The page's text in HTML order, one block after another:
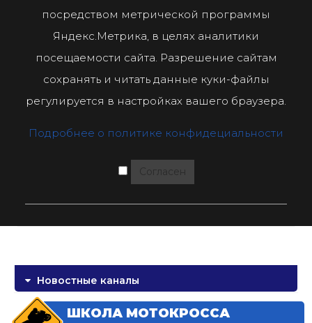
посредством метрической программы
Яндекс.Метрика, в целях аналитики
посещаемости сайта. Разрешение сайтам
сохранять и читать данные куки-файлы
регулируется в настройках вашего браузера.
Подробнее о политике конфидециальности
Согласен
Новостные каналы
ШКОЛА МОТОКРОССА